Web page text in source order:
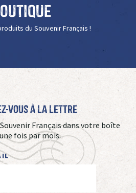
du Souvenir Français !
vous à La Lettre
Français dans votre boîte
fois par mois.